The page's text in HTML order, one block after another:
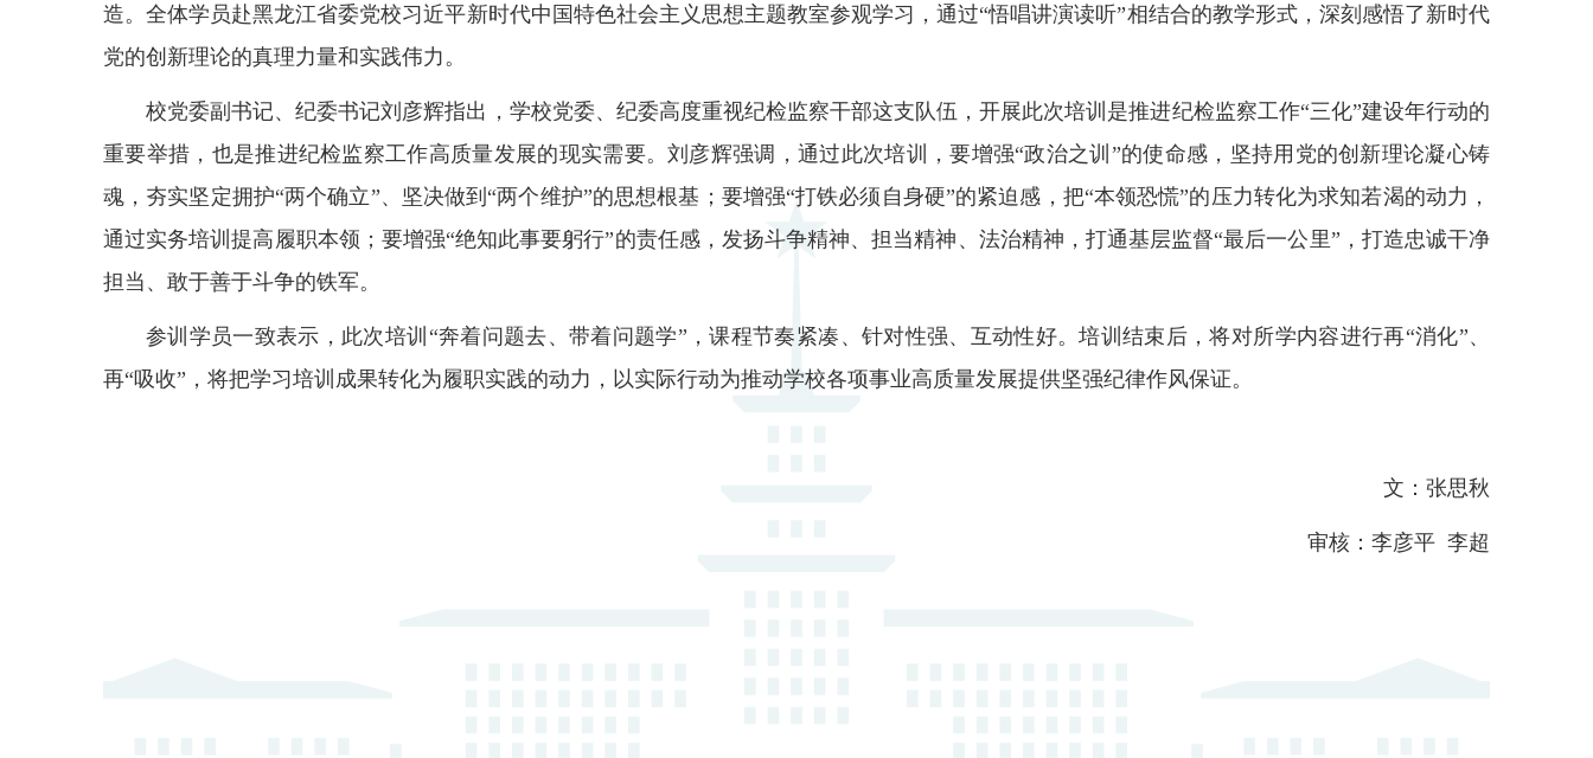
造。全体学员赴黑龙江省委党校习近平新时代中国特色社会主义思想主题教室参观学习，通过“悟唱讲演读听”相结合的教学形式，深刻感悟了新时代
党的创新理论的真理力量和实践伟力。
校党委副书记、纪委书记刘彦辉指出，学校党委、纪委高度重视纪检监察干部这支队伍，开展此次培训是推进纪检监察工作“三化”建设年行动的
重要举措，也是推进纪检监察工作高质量发展的现实需要。刘彦辉强调，通过此次培训，要增强“政治之训”的使命感，坚持用党的创新理论凝心铸
魂，夯实坚定拥护“两个确立”、坚决做到“两个维护”的思想根基；要增强“打铁必须自身硬”的紧迫感，把“本领恐慌”的压力转化为求知若渴的动力，
通过实务培训提高 履职本领；要增强“绝知此事要躬行”的责任感，发扬斗争精神、担当精神、法治精神，打通基层监督“最后一公里”，打造忠诚干净
担当、敢于善于斗争的铁军。
参训学员一致表示，此次培训 “奔着问题去、带着问题学”，课程节奏紧凑、针对性强、互动性好。培训结束后，将对所学内容进行再“消化”、
再“吸收”，将把学习培训成果转化为履职实践的动力，以实际行动为推动学校各项事业高质量发展提供坚强纪律作风保证。
文：张思秋
审核：李彦平 李超